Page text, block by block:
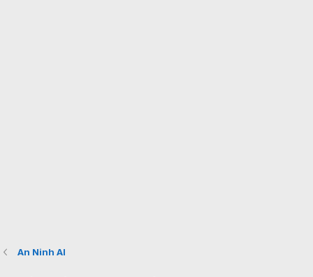
An Ninh AI